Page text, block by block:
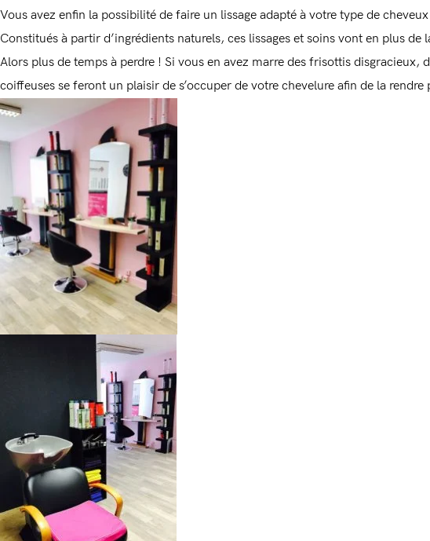
Vous avez enfin la possibilité de faire un lissage adapté à votre type de
Constitués à partir d’ingrédients naturels, ces lissages et soins vont en plus
Alors plus de temps à perdre ! Si vous en avez marre des frisottis
coiffeuses se feront un plaisir de s’occuper de votre chevelure afin de la